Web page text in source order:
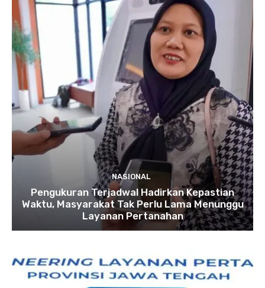
NASIONAL
Pengukuran Terjadwal Hadirkan Kepastian
Waktu, Masyarakat Tak Perlu Lama Menunggu
Layanan Pertanahan